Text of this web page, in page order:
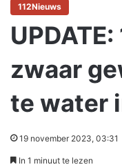
112Nieuws
zwaar
te water
19 november 2023, 03:31
In 1 minuut te lezen